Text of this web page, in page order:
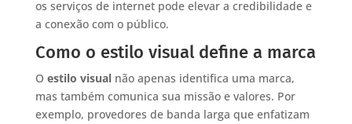
os serviços de internet pode elevar a credibilidade e
a conexão com o público.
Como o estilo visual define a marca
O estilo visualnão apenas identifica uma marca,
mas também comunica sua missão e valores. Por
exemplo, provedores de banda larga que enfatizam